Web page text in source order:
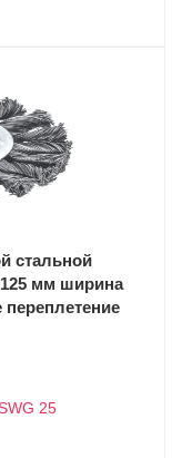
стальной
мм ширина
25